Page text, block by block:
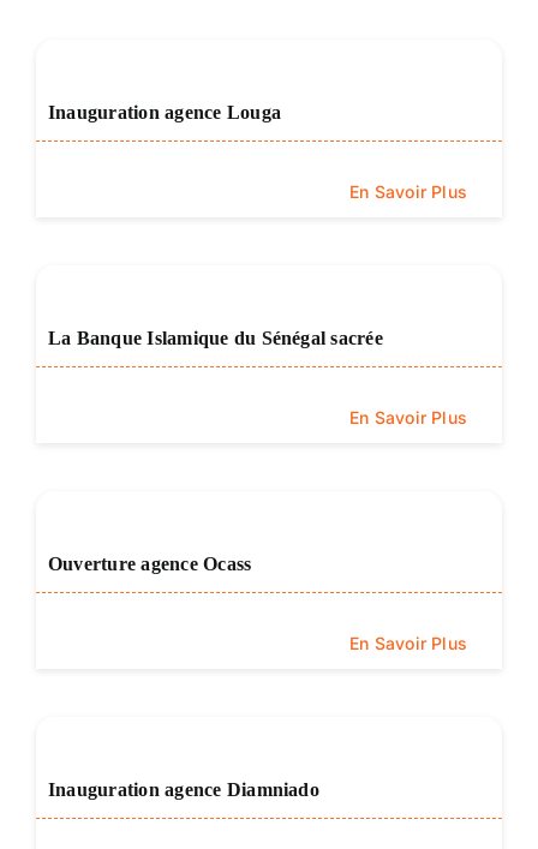
Inauguration agence Louga
En Savoir Plus
La Banque Islamique du Sénégal sacrée
En Savoir Plus
Ouverture agence Ocass
En Savoir Plus
Inauguration agence Diamniado